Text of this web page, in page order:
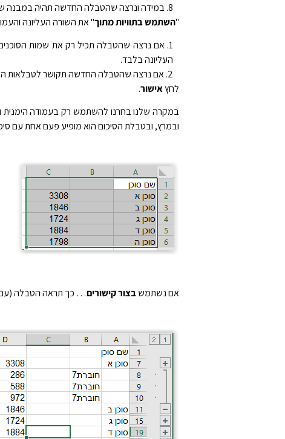
במידה ונרצה שהטבלה החדשה תהיה במבנה
"השתמש בתוויות מתוך" את השורה העליונה
אם נרצה שהטבלה תכיל רק את שמות
העליונה בלבד.
אם נרצה שהטבלה החדשה תקושר לטבלאות
לחץאישור.
במקרה שלנו בחרנו להשתמש רק בעמודה הימנית
ובמרץ, ובטבלת הסיכום הוא מופיע פעם אחת עם
אם נשתמשבצור קישורים… כך תראה הטבלה (עם